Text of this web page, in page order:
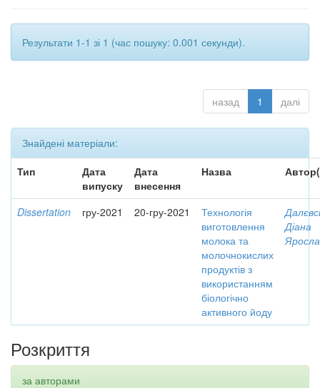
Результати 1-1 зі 1 (час пошуку: 0.001 секунди).
назад 1 далі
Знайдені матеріали:
Тип
Дата
випуску
Дата
внесення
Назва
Dissertation гру-2021 20-гру-2021
Технологія
виготовлення
молока та
молочнокислих
продуктів з
використанням
біологічно
активного йоду
Діана
Розкриття
за авторами